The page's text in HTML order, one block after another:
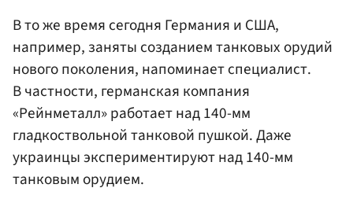
В то же время сегодня Германия и США,
например, заняты созданием танковых орудий
нового поколения, напоминает специалист.
В частности, германская компания
«Рейнметалл» работает над 140-мм
гладкоствольной танковой пушкой. Даже
украинцы экспериментируют над 140-мм
танковым орудием.